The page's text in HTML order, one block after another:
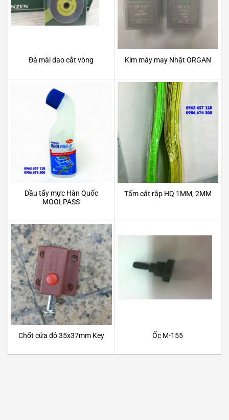
Đá mài dao cắt vòng Kim máy may Nhật ORGAN
Dầu tẩy mực Hàn Quốc
MOOLPASS
Tấm cắt rập HQ 1MM, 2MM
Chốt cửa đỏ 35x37mm Key Ốc M-155